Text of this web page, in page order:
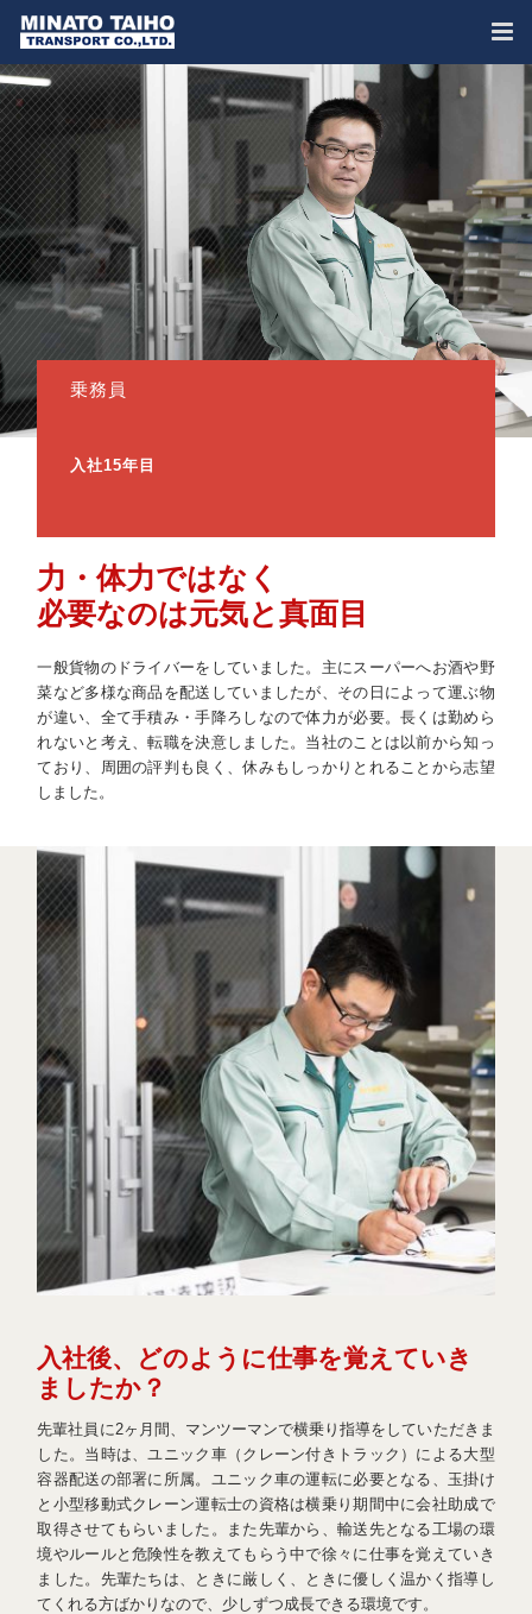
乗務員
入社15年目
力・体力ではなく
必要なのは元気と真面目
一般貨物のドライバーをしていました。主にスーパーへお酒や野
菜など多様な商品を配送していましたが、その日によって運ぶ物
が違い、全て手積み・手降ろしなので体力が必要。長くは勤めら
れないと考え、転職を決意しました。当社のことは以前から知っ
ており、周囲の評判も良く、休みもしっかりとれることから志望
しました。
入社後、どのように仕事を覚えていき
ましたか？
先輩社員に2ヶ月間、マンツーマンで横乗り指導をしていただきま
した。当時は、ユニック車（クレーン付きトラック）による大型
容器配送の部署に所属。ユニック車の運転に必要となる、玉掛け
と小型移動式クレーン運転士の資格は横乗り期間中に会社助成で
取得させてもらいました。また先輩から、輸送先となる工場の環
境やルールと危険性を教えてもらう中で徐々に仕事を覚えていき
ました。先輩たちは、ときに厳しく、ときに優しく温かく指導し
てくれる方ばかりなので、少しずつ成長できる環境です。